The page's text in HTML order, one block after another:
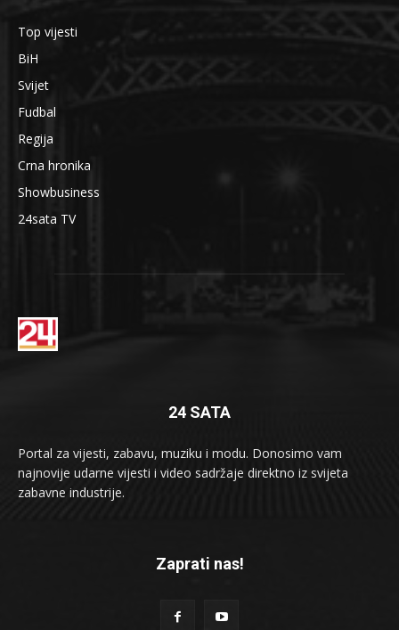
Top vijesti
BiH
Svijet
Fudbal
Regija
Crna hronika
Showbusiness
24sata TV
24 SATA
Portal za vijesti, zabavu, muziku i modu. Donosimo vam
najnovije udarne vijesti i video sadržaje direktno iz svijeta
zabavne industrije.
Zaprati nas!